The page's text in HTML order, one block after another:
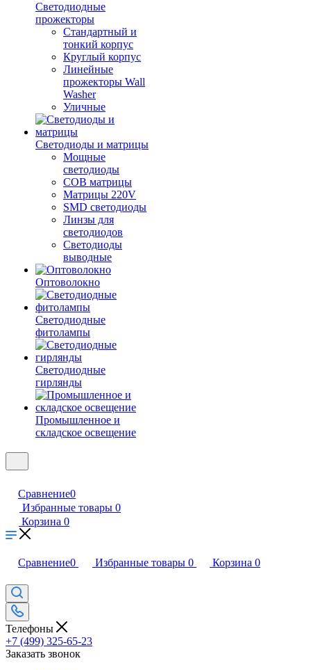
Светодиодные
прожекторы
Стандартный и
тонкий корпус
Круглый корпус
Линейные
прожекторы Wall
Washer
Уличные
Светодиоды и матрицы
Мощные
светодиоды
COB матрицы
Матрицы 220V
SMD светодиоды
Линзы для
светодиодов
Светодиоды
выводные
Оптоволокно
Светодиодные
фитолампы
Светодиодные
гирлянды
Промышленное и
складское освещение
Сравнение0
Избранные товары 0
Корзина 0
Сравнение0 Избранные товары 0 Корзина 0
Телефоны
+7 (499) 325-65-23
Заказать звонок